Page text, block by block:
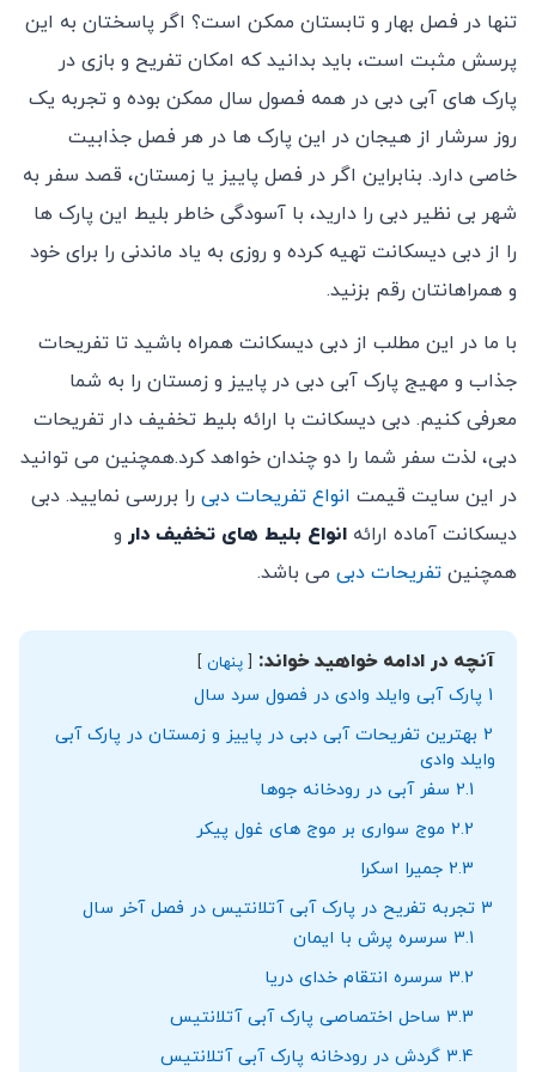
تنها در فصل بهار و تابستان ممکن است؟ اگر پاسختان به این
پرسش مثبت است، باید بدانید که امکان تفریح و بازی در
پارک های آبی دبی در همه فصول سال ممکن بوده و تجربه یک
روز سرشار از هیجان در این پارک ها در هر فصل جذابیت
خاصی دارد. بنابراین اگر در فصل پاییز یا زمستان، قصد سفر به
شهر بی نظیر دبی را دارید، با آسودگی خاطر بلیط این پارک ها
را از دبی دیسکانت تهیه کرده و روزی به یاد ماندنی را برای خود
و همراهانتان رقم بزنید.
با ما در این مطلب از دبی دیسکانت همراه باشید تا تفریحات
جذاب و مهیج پارک آبی دبی در پاییز و زمستان را به شما
معرفی کنیم. دبی دیسکانت با ارائه بلیط تخفیف دار تفریحات
دبی، لذت سفر شما را دو چندان خواهد کرد.همچنین می توانید
در این سایت قیمت انواع تفریحات دبی را بررسی نمایید. دبی
دیسکانت آماده ارائه انواع بلیط های تخفیف دار و
همچنین تفریحات دبی می باشد.
آنچه در ادامه خواهید خواند: پنهان
1 پارک آبی وایلد وادی در فصول سرد سال
2 بهترین تفریحات آبی دبی در پاییز و زمستان در پارک آبی
وایلد وادی
2.1 سفر آبی در رودخانه جوها
2.2 موج سواری بر موج های غول پیکر
2.3 جمیرا اسکرا
3 تجربه تفریح در پارک آبی آتلانتیس در فصل آخر سال
3.1 سرسره پرش با ایمان
3.2 سرسره انتقام خدای دریا
3.3 ساحل اختصاصی پارک آبی آتلانتیس
3.4 گردش در رودخانه پارک آبی آتلانتیس